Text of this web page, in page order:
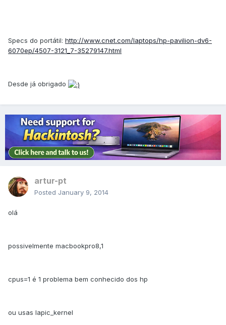
Specs do portátil: http://www.cnet.com/laptops/hp-pavilion-dv6-
6070ep/4507-3121_7-35279147.html
Desde já obrigado
artur-pt
Posted January 9, 2014
olá
possivelmente macbookpro8,1
cpus=1 é 1 problema bem conhecido dos hp
ou usas lapic_kernel